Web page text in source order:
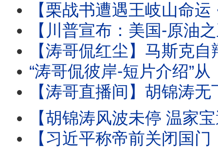
【栗战书遭遇王岐山命运 ⋯ 习近平曾庆红联手：称帝必
【川普宣布：美国-原油之王 】炸烂对手与停火等待
【涛哥侃红尘】马斯克自辩：心无怨恨 伤
“涛哥侃彼岸-短片介绍”从《本能》翘腿女神到1%生死危
【涛哥直播间】胡锦涛无下文 ⋯ 习近平钓鱼可能有多大？
【胡锦涛风波未停 温家宝遭满门抄斩！】习近平联手曾庆
【习近平称帝前关闭国门：进出境新规！】中共国